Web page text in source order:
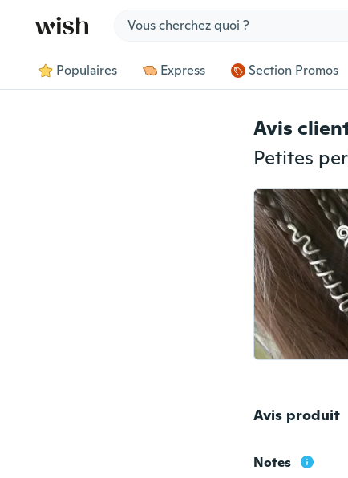
Populaires Express Section Promos
Avis
Avis produit
Notes